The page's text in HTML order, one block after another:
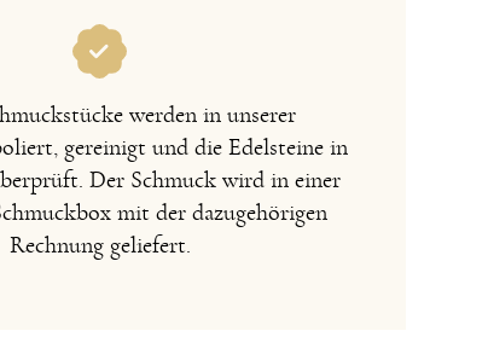
werden in unserer
gereinigt und die Edelsteine in
Der Schmuck wird in einer
mit der dazugehörigen
Rechnung geliefert.